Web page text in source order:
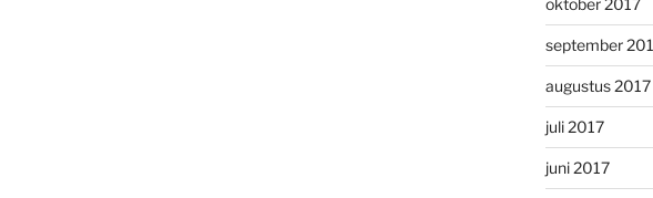
oktober 2017
september
augustus 2017
juli 2017
juni 2017